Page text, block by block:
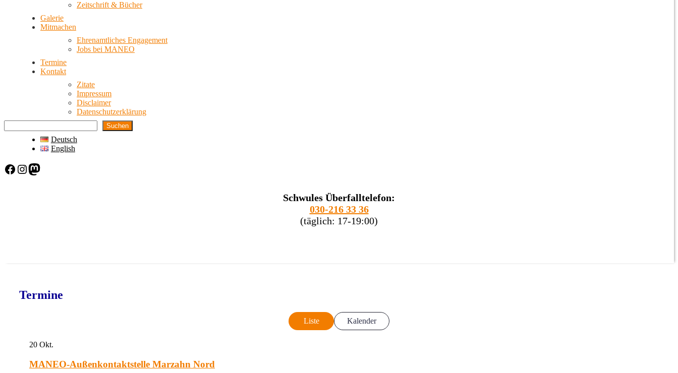
Zeitschrift & Bücher
Galerie
Mitmachen
Ehrenamtliches Engagement
Jobs bei MANEO
Termine
Kontakt
Zitate
Impressum
Disclaimer
Datenschutzerklärung
Suchen
Deutsch
English
Facebook Instagram Mastodon
Schwules Überfalltelefon:
030-216 33 36
(täglich: 17-19:00)
Termine
Liste Kalender
20 Okt.
MANEO-Außenkontaktstelle Marzahn Nord